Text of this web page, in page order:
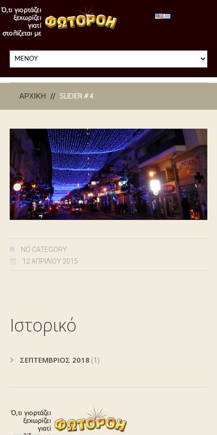
ΑΡΧΙΚΉ SLIDER #4
NO CATEGORY
12 ΑΠΡΙΛΊΟΥ 2015
Ιστορικό
ΣΕΠΤΈΜΒΡΙΟΣ 2018 (1)